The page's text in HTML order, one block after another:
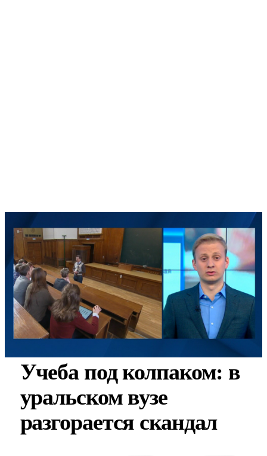
Учеба под колпаком: в
уральском вузе
разгорается скандал